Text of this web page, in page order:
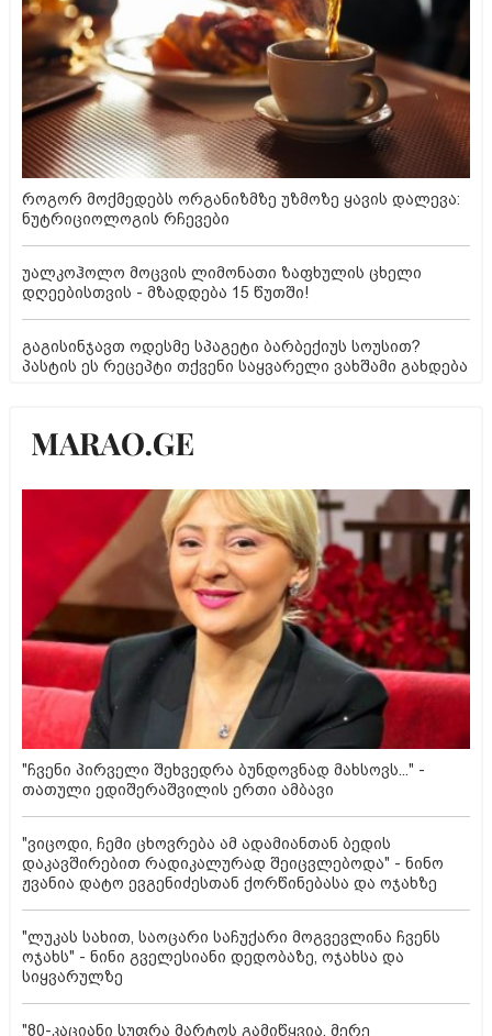
როგორ მოქმედებს ორგანიზმზე უზმოზე ყავის დალევა:
ნუტრიციოლოგის რჩევები
უალკოჰოლო მოცვის ლიმონათი ზაფხულის ცხელი
დღეებისთვის - მზადდება 15 წუთში!
გაგისინჯავთ ოდესმე სპაგეტი ბარბექიუს სოუსით?
პასტის ეს რეცეპტი თქვენი საყვარელი ვახშამი გახდება
"ჩვენი პირველი შეხვედრა ბუნდოვნად მახსოვს..." -
თათული ედიშერაშვილის ერთი ამბავი
"ვიცოდი, ჩემი ცხოვრება ამ ადამიანთან ბედის
დაკავშირებით რადიკალურად შეიცვლებოდა" - ნინო
ჟვანია დატო ევგენიძესთან ქორწინებასა და ოჯახზე
"ლუკას სახით, საოცარი საჩუქარი მოგვევლინა ჩვენს
ოჯახს" - ნინი გველესიანი დედობაზე, ოჯახსა და
სიყვარულზე
"80-კაციანი სუფრა მარტოს გამიწყვია, მერე